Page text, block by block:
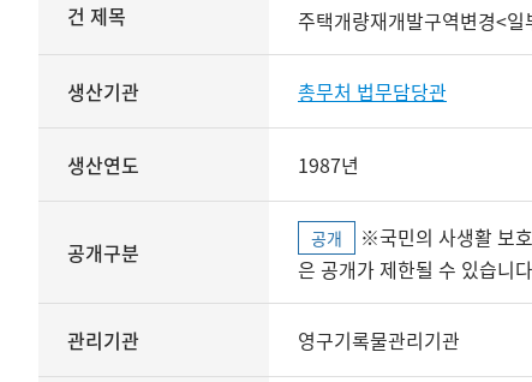
건 제목 주택개량재개발구역변경<
생산기관 총무처 법무담당관
생산연도 1987년
공개구분 공개
은 공개가 제한될 수 있습니
관리기관 영구기록물관리기관